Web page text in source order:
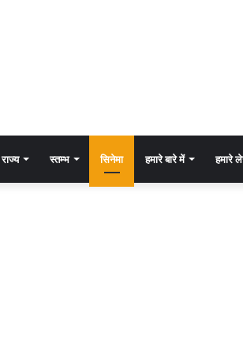
राज्य स्तम्भ सिनेमा हमारे बारे में हमारे